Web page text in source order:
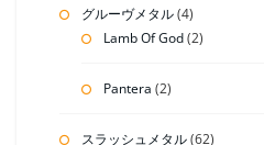
グルーヴメタル(4)
Lamb Of God(2)
Pantera (2)
スラッシュメタル(62)